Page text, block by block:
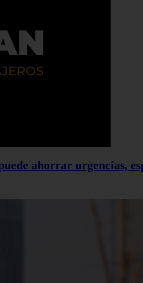
ahorrar urgencias,